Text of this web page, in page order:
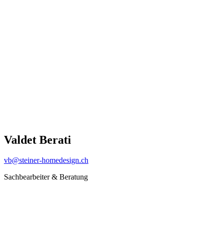
Valdet Berati
vb@steiner-homedesign.ch
Sachbearbeiter & Beratung